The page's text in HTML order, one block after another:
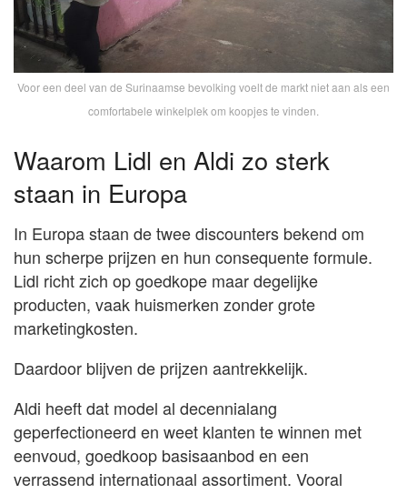
Voor een deel van de Surinaamse bevolking voelt de markt niet aan als een
comfortabele winkelplek om koopjes te vinden.
Waarom Lidl en Aldi zo sterk
staan in Europa
In Europa staan de twee discounters bekend om
hun scherpe prijzen en hun consequente formule.
Lidl richt zich op goedkope maar degelijke
producten, vaak huismerken zonder grote
marketingkosten.
Daardoor blijven de prijzen aantrekkelijk.
Aldi heeft dat model al decennialang
geperfectioneerd en weet klanten te winnen met
eenvoud, goedkoop basisaanbod en een
verrassend internationaal assortiment. Vooral